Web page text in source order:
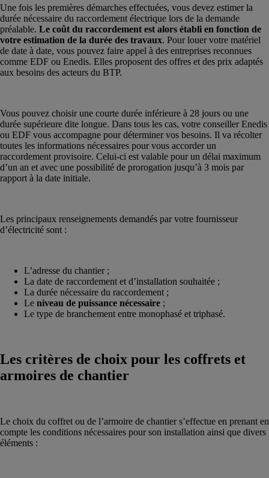
Une fois les premières démarches effectuées, vous devez estimer la
durée nécessaire du raccordement électrique lors de la demande
préalable. Le coût du raccordement est alors établi en fonction de
votre estimation de la durée des travaux. Pour louer votre matériel
de date à date, vous pouvez faire appel à des entreprises reconnues
comme EDF ou Enedis. Elles proposent des offres et des prix adaptés
aux besoins des acteurs du BTP.
Vous pouvez choisir une courte durée inférieure à 28 jours ou une
durée supérieure dite longue. Dans tous les cas, votre conseiller Enedis
ou EDF vous accompagne pour déterminer vos besoins. Il va récolter
toutes les informations nécessaires pour vous accorder un
raccordement provisoire. Celui-ci est valable pour un délai maximum
d’un an et avec une possibilité de prorogation jusqu’à 3 mois par
rapport à la date initiale.
Les principaux renseignements demandés par votre fournisseur
d’électricité sont :
L’adresse du chantier ;
La date de raccordement et d’installation souhaitée ;
La durée nécessaire du raccordement ;
Le niveau de puissance nécessaire ;
Le type de branchement entre monophasé et triphasé.
Les critères de choix pour les coffrets et
armoires de chantier
Le choix du coffret ou de l’armoire de chantier s’effectue en prenant en
compte les conditions nécessaires pour son installation ainsi que divers
éléments :